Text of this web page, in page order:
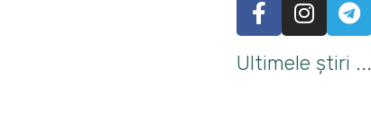
Ultimele știri ...